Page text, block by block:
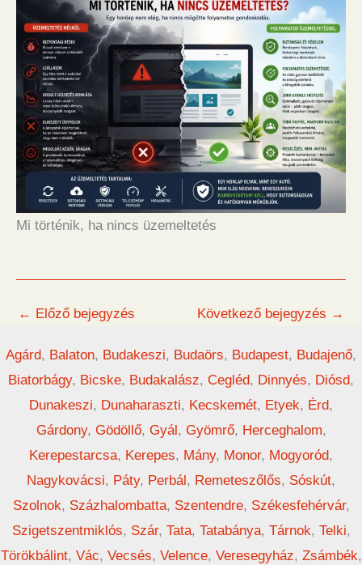
Mi történik, ha nincs üzemeltetés
← Előző bejegyzés Következő bejegyzés →
Agárd, Balaton, Budakeszi, Budaörs, Budapest, Budajenő,
Biatorbágy, Bicske, Budakalász, Cegléd, Dinnyés, Diósd,
Dunakeszi, Dunaharaszti, Kecskemét, Etyek, Érd,
Gárdony, Gödöllő, Gyál, Gyömrő, Herceghalom,
Kerepestarcsa, Kerepes, Mány, Monor, Mogyoród,
Nagykovácsi, Páty, Perbál, Remeteszőlős, Sóskút,
Szolnok, Százhalombatta, Szentendre, Székesfehérvár,
Szigetszentmiklós, Szár, Tata, Tatabánya, Tárnok, Telki,
Törökbálint, Vác, Vecsés, Velence, Veresegyház, Zsámbék,